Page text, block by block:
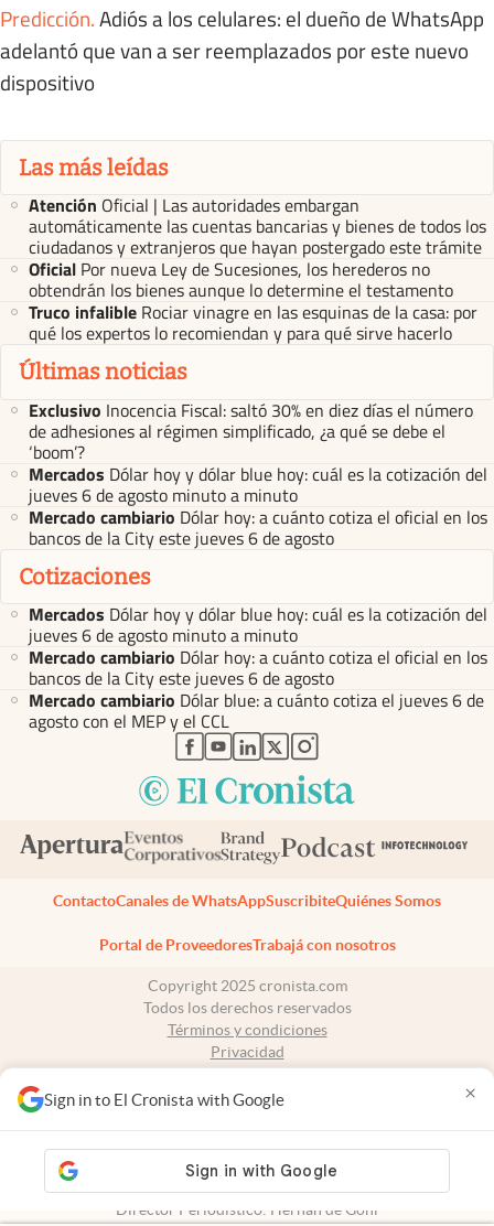
Sign in to El Cronista with Google ×
Predicción.Adiós a los celulares: el dueño de WhatsApp
adelantó que van a ser reemplazados por este nuevo
dispositivo
Las más leídas
Atención Oficial | Las autoridades embargan
automáticamente las cuentas bancarias y bienes de todos los
ciudadanos y extranjeros que hayan postergado este trámite
Oficial Por nueva Ley de Sucesiones, los herederos no
obtendrán los bienes aunque lo determine el testamento
Truco infalible Rociar vinagre en las esquinas de la casa: por
qué los expertos lo recomiendan y para qué sirve hacerlo
Últimas noticias
Exclusivo Inocencia Fiscal: saltó 30% en diez días el número
de adhesiones al régimen simplificado, ¿a qué se debe el
‘boom’?
Mercados Dólar hoy y dólar blue hoy: cuál es la cotización del
jueves 6 de agosto minuto a minuto
Mercado cambiario Dólar hoy: a cuánto cotiza el oficial en los
bancos de la City este jueves 6 de agosto
Cotizaciones
Mercados Dólar hoy y dólar blue hoy: cuál es la cotización del
jueves 6 de agosto minuto a minuto
Mercado cambiario Dólar hoy: a cuánto cotiza el oficial en los
bancos de la City este jueves 6 de agosto
Mercado cambiario Dólar blue: a cuánto cotiza el jueves 6 de
agosto con el MEP y el CCL
abre en nueva pestaña
abre en nueva pestaña
abre en nueva pestaña
abre en nueva pestaña
abre en nueva pestaña
ContactoCanales de WhatsAppSuscribiteQuiénes Somos
Portal de ProveedoresTrabajá con nosotros
Copyright 2025 cronista.com
Todos los derechos reservados
Términos y condiciones
Privacidad
Tel: +54 11 7078-3270
propiedad intelectual: 56576959
Director Periodístico: Hernán de Goñi